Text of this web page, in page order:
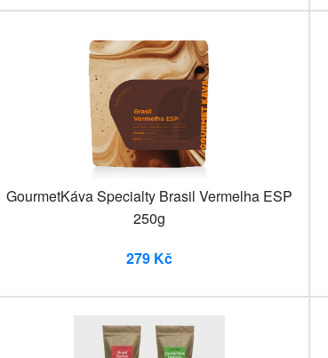
GourmetKáva Specialty Brasil Vermelha ESP
250g
279 Kč